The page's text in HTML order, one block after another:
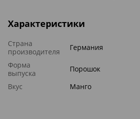
Характеристики
Страна
производителя
Германия
Форма
выпуска
Порошок
Вкус
Манго